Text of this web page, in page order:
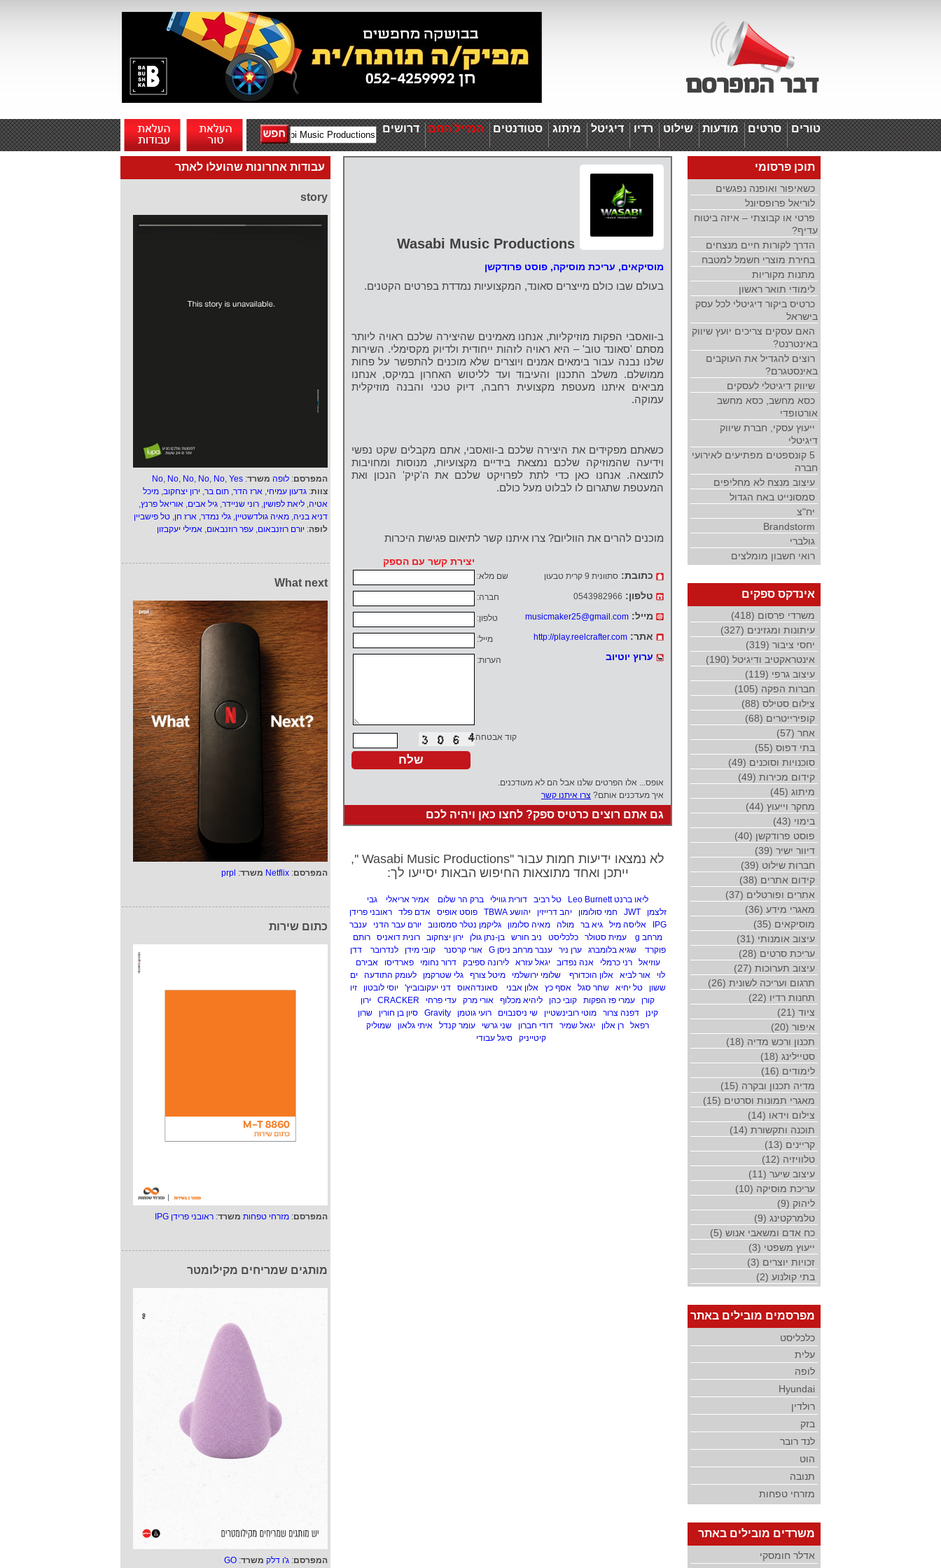
טורים סרטים מודעות שילוט רדיו דיגיטל מיתוג סטודנטים המייל החם דרושים
עבודות אחרונות שהועלו לאתר
story
המפרסם: לופה משרד:
No, No, No, No, No, Yes
צוות: גדעון עמיחי, ארז הדר, תום בר, ירון יצחקוב, מיכל
אטיה, ליאת לפושין, רוני שניידר, גיל אבים, אוריאל פרנץ,
דניא בניה, מאיה גולדשטיין, גלי נמדר, ארז חן, טל פישביין
לופה: יורם רוזנבאום, עפר רוזנבאום, אמילי יעקבזון
What next
המפרסם:
Netflix משרד:
prpl
כתום שירות
המפרסם: מזרחי טפחות משרד: ראובני פרידן IPG
מותגים שמריחים מקילומטר
המפרסם: ג'ו דלק משרד:
GO
Wasabi Music Productions
מוסיקאים, עריכת מוסיקה, פוסט פרודקשן
בעולם שבו כולם מייצרים סאונד, המקצועיות נמדדת בפרטים הקטנים.
ב-וואסבי הפקות מוזיקליות, אנחנו מאמינים שהיצירה שלכם ראויה ליותר
מסתם 'סאונד טוב' – היא ראויה לזהות ייחודית ולדיוק מקסימלי. השירות
שלנו נבנה עבור בימאים אמנים ויוצרים שלא מוכנים להתפשר על פחות
ממושלם. משלב התכנון והעיבוד ועד לליטוש האחרון במיקס, אנחנו
מביאים איתנו מעטפת מקצועית רחבה, דיוק טכני והבנה מוזיקלית
עמוקה.
כשאתם מפקידים את היצירה שלכם ב-וואסבי, אתם מקבלים שקט נפשי
וידיעה שהמוזיקה שלכם נמצאת בידיים מקצועיות, מנוסות ומחויבות
לתוצאה. אנחנו כאן כדי לתת לפרויקט שלכם את ה'קיק' הנכון ואת
המעטפת שתגרום לו לבלוט מעל כולם.
מוכנים להרים את הווליום? צרו איתנו קשר לתיאום פגישת היכרות
כתובת: סתוונית 9 קרית טבעון
טלפון: 0543982966
מייל: musicmaker25@gmail.com
אתר: http://play.reelcrafter.com
ערוץ יוטיוב
יצירת קשר עם הספק
שם מלא:
חברה:
טלפון:
מייל:
הערות:
קוד אבטחה:
אופס... אלו הפרטים שלנו אבל הם לא מעודכנים.
איך מעדכנים אותם? צרו איתנו קשר
גם אתם רוצים כרטיס ספק? לחצו כאן ויהיה לכם
לא נמצאו ידיעות חמות עבור ''Wasabi Music Productions '',
ייתכן ואחד מתוצאות החיפוש הבאות יסייעו לך:
ליאו ברנט Leo Burnett טל רביב דורית גווילי ברק הר שלום אמיר אריאלי
גבי
זלצמן
JWT חמי סולומון יהב דרייזין יהושע TBWA פוסט אופיס אדם פלד
ראובני פרידן
IPG
אליסה מיל גיא בר מולה מאיה סלומון גליקמן נטלר סמסונוב יורם עבר הדני
ענבר
מרחב g
עמית סטולר כלכליסט ניב חורש בן-נתן גולן ירון יצחקוב רונית דואניס
רותם
פוקרד
שגיא בלומברג ערן ניר ענבר מרחב ניסן G אורי קרסנר קובי מידן לנדרובר
דדן
עוזיאל
רני כרמלי אנה נפדוב יגאל עזרא לירונה ספיבק דרור נחומי פארדיסו
אבירם
לוי
אור לביא אלון הוכדורף שלומי ירושלמי מיטל צורף גלי שטרקמן לעומק התודעה
ים
ששון
טל יחיא שחר סגל אסף כץ אלון אבני סאונדהאוס דני יעקובוביץ' יוסי לובטון
זיו
קורן
עמרי פז הפקות קובי כהן ליהיא מכלוף אורי מרק עדי פרחי CRACKER
ירון
קינן
דפנה צרור מוטי רובינשטיין שי ניסנבוים רועי גוטמן Gravity סיון בן חורין
שרון
רפאל
רן אלון יגאל שמיר דודי חברון שני גרשי עומר קנדל איתי גלאון
שמוליק
קיטייניק
סיגל עבודי
תוכן פרסומי
כשאיפור ואופנה נפגשים
לוריאל פרופסיונל
פרטי או קבוצתי – איזה ביטוח
עדיף?
הדרך לקורות חיים מנצחים
בחירת מוצרי חשמל למטבח
מתנות מקוריות
לימודי תואר ראשון
כרטיס ביקור דיגיטלי לכל עסק
בישראל
האם עסקים צריכים יועץ שיווק
באינטרנט?
רוצים להגדיל את העוקבים
באינסטגרם?
שיווק דיגיטלי לעסקים
כסא מחשב, כסא מחשב
אורטופדי
ייעוץ עסקי, חברת שיווק
דיגיטלי
5 קונספטים מפתיעים לאירועי
חברה
עיצוב מנצח לא מחליפים
סמסונייט באח הגדול
יח"צ
Brandstorm
גולברי
רואי חשבון מומלצים
אינדקס ספקים
משרדי פרסום (418)
עיתונות ומגזינים (327)
יחסי ציבור (319)
אינטראקטיב ודיגיטל (190)
עיצוב גרפי (119)
חברות הפקה (105)
צילום סטילס (88)
קופירייטרים (68)
אחר (57)
בתי דפוס (55)
סוכנויות וסוכנים (49)
קידום מכירות (49)
מיתוג (45)
מחקר וייעוץ (44)
בימוי (43)
פוסט פרודקשן (40)
דיוור ישיר (39)
חברות שילוט (39)
קידום אתרים (38)
אתרים ופורטלים (37)
מאגרי מידע (36)
מוסיקאים (35)
עיצוב אומנותי (31)
עריכת סרטים (28)
עיצוב תערוכות (27)
תרגום ועריכה לשונית (26)
תחנות רדיו (22)
ציוד (21)
איפור (20)
תכנון ורכש מדיה (18)
סטיילינג (18)
לימודים (16)
מדיה תכנון ובקרה (15)
מאגרי תמונות וסרטים (15)
צילום וידאו (14)
תוכנה ותקשורת (14)
קריינים (13)
טלוויזיה (12)
עיצוב שיער (11)
עריכת מוסיקה (10)
ליהוק (9)
טלמרקטינג (9)
כח אדם ומשאבי אנוש (5)
ייעוץ משפטי (3)
זכויות יוצרים (3)
בתי קולנוע (2)
מפרסמים מובילים באתר
כלכליסט
עלית
לופה
Hyundai
רולדין
בזק
לנד רובר
הוט
תנובה
מזרחי טפחות
משרדים מובילים באתר
אדלר חומסקי